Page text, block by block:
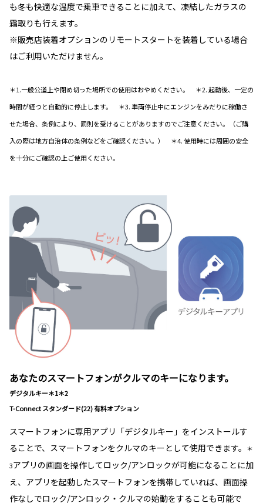
も冬も快適な温度で乗車できることに加えて、凍結したガラスの
霜取りも行えます。
※販売店装着オプションのリモートスタートを装着している場合
はご利用いただけません。
＊1.一般公道上や閉め切った場所での使用はおやめください。 ＊2. 起動後、一定の
時間が経つと自動的に停止します。 ＊3. 車両停止中にエンジンをみだりに稼働さ
せた場合、条例により、罰則を受けることがありますのでご注意ください。（ご購
入の際は地方自治体の条例などをご確認ください。） ＊4. 使用時には周囲の安全
を十分にご確認の上ご使用ください。
あなたのスマートフォンがクルマのキーになります。
デジタルキー＊1＊2
T-Connect スタンダード(22) 有料オプション
スマートフォンに専用アプリ「デジタルキー」をインストールす
ることで、スマートフォンをクルマのキーとして使用できます。
＊
3アプリの画面を操作してロック/アンロックが可能になることに加
え、アプリを起動したスマートフォンを携帯していれば、画面操
作なしでロック/アンロック・クルマの始動をすることも可能で